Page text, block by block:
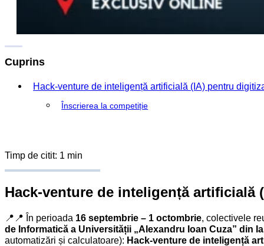
Cuprins
Hack-venture de inteligență artificială (IA) pentru
Înscrierea la competiție
Timp de citit: 1 min
Hack-venture de inteligență
📍📍 În perioada 16 septembrie – 1 octombrie, colectivele
de Informatică a Universității „Alexandru Ioan Cuza” din
automatizări și calculatoare): Hack-venture de inteligență